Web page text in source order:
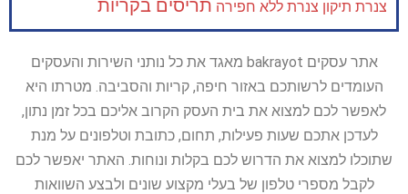
צנרת תיקון צנרת ללא חפירה תריסים בקריות
אתר עסקים bakrayot מאגד את כל נותני השירות והעסקים
העומדים לרשותכם באזור חיפה, קריות והסביבה. מטרתו היא
לאפשר לכם למצוא את בית העסק הקרוב אליכם בכל זמן נתון,
לעדכן אתכם שעות פעילות, תחום, כתובת וטלפונים על מנת
שתוכלו למצוא את הדרוש לכם בקלות ונוחות. האתר יאפשר לכם
לקבל מספרי טלפון של בעלי מקצוע שונים ולבצע השוואות